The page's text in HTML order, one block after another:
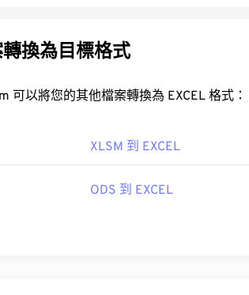
換為目標格式
FreeConvert.com 可以將您的其他檔案轉換為 EXCEL 格式：
XLSM 到 EXCEL
ODS 到 EXCEL